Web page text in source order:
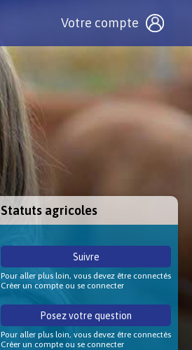
Votre compte
Statuts agricoles
Suivre
Pour aller plus loin, vous devez être connectés
Créer un compte ou se connecter
Posez votre question
Pour aller plus loin, vous devez être connectés
Créer un compte ou se connecter